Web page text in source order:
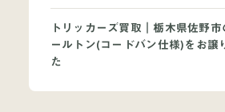
トリッカーズ買取｜栃木県佐野
ールトン(コードバン仕様)をお譲
た